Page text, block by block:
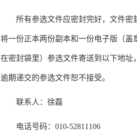
所有参选文件应密封完好，文件密
将一份正本两份副本和一份电子版 （
在密封袋里） 参选文件寄送到以下地址
逾期递交的参选文件恕不接受。
联系人：徐磊
电话号码：010-52811106